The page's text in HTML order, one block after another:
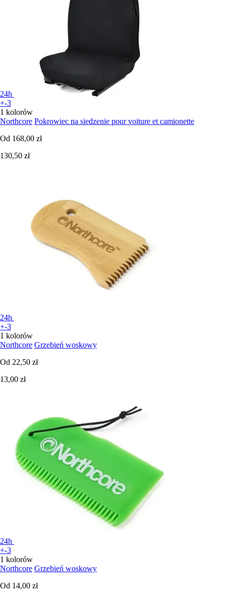
24h
+-3
1 kolorów
Northcore Pokrowiec na siedzenie pour voiture et camionette
Od 168,00 zł
130,50 zł
24h
+-3
1 kolorów
Northcore Grzebień woskowy
Od 22,50 zł
13,00 zł
24h
+-3
1 kolorów
Northcore Grzebień woskowy
Od 14,00 zł